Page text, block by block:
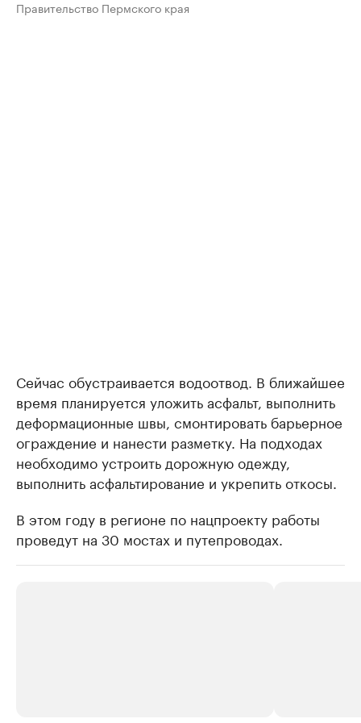
Правительство Пермского края
Сейчас обустраивается водоотвод. В ближайшее
время планируется уложить асфальт, выполнить
деформационные швы, смонтировать барьерное
ограждение и нанести разметку. На подходах
необходимо устроить дорожную одежду,
выполнить асфальтирование и укрепить откосы.
В этом году в регионе по нацпроекту работы
проведут на 30 мостах и путепроводах.